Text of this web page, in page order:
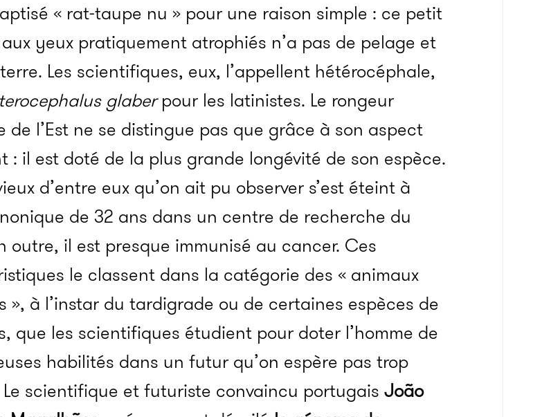
« rat-taupe nu » pour une raison simple : ce petit
yeux pratiquement atrophiés n’a pas de pelage et
Les scientifiques, eux, l’appellent hétérocéphale,
glaberpour les latinistes. Le rongeur
de l’Est ne se distingue pas que grâce à son aspect
: il est doté de la plus grande longévité de son espèce.
d’entre eux qu’on ait pu observer s’est éteint à
de 32 ans dans un centre de recherche du
outre, il est presque immunisé au cancer. Ces
le classent dans la catégorie des « animaux
», à l’instar du tardigrade ou de certaines espèces de
que les scientifiques étudient pour doter l’homme de
habilités dans un futur qu’on espère pas trop
scientifique et futuriste convaincu portugais João